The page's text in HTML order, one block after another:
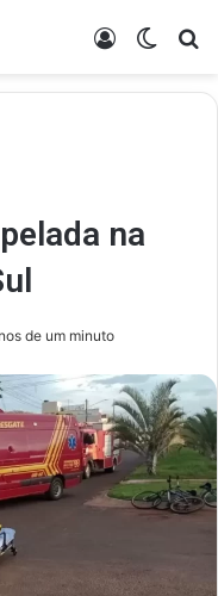
Entrar
na
de um minuto